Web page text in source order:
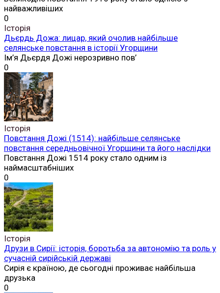
найважливіших
0
Історія
Дьєрдь Дожа: лицар, який очолив найбільше
селянське повстання в історії Угорщини
Ім’я Дьєрдя Дожі нерозривно пов’
0
Історія
Повстання Дожі (1514): найбільше селянське
повстання середньовічної Угорщини та його наслідки
Повстання Дожі 1514 року стало одним із
наймасштабніших
0
Історія
Друзи в Сирії: історія, боротьба за автономію та роль у
сучасній сирійській державі
Сирія є країною, де сьогодні проживає найбільша
друзька
0